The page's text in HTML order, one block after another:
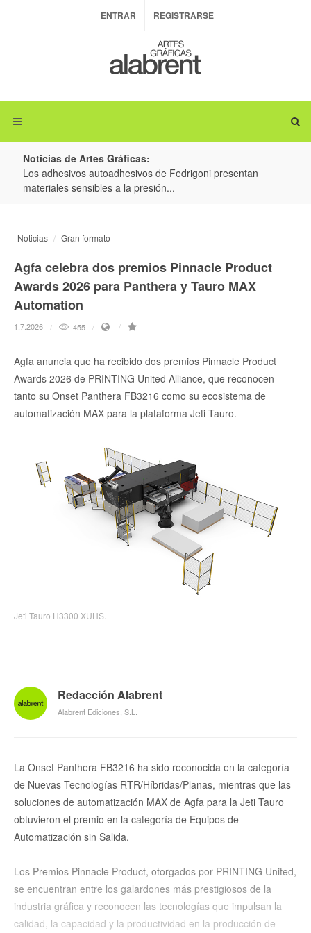
ENTRAR REGISTRARSE
Noticias de Artes Gráficas:
Los adhesivos autoadhesivos de Fedrigoni presentan
materiales sensibles a la presión...
Noticias Gran formato
Agfa celebra dos premios Pinnacle Product
Awards 2026 para Panthera y Tauro MAX
Automation
1.7.2026 455
Agfa anuncia que ha recibido dos premios Pinnacle Product
Awards 2026 de PRINTING United Alliance, que reconocen
tanto su Onset Panthera FB3216 como su ecosistema de
automatización MAX para la plataforma Jeti Tauro.
Jeti Tauro H3300 XUHS.
Redacción Alabrent
Alabrent Ediciones, S.L.
La Onset Panthera FB3216 ha sido reconocida en la categoría
de Nuevas Tecnologías RTR/Híbridas/Planas, mientras que las
soluciones de automatización MAX de Agfa para la Jeti Tauro
obtuvieron el premio en la categoría de Equipos de
Automatización sin Salida.
Los Premios Pinnacle Product, otorgados por PRINTING United,
se encuentran entre los galardones más prestigiosos de la
industria gráfica y reconocen las tecnologías que impulsan la
calidad, la capacidad y la productividad en la producción de